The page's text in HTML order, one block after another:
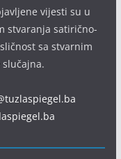
vijesti su u
stvaranja satirično-
sa stvarnim